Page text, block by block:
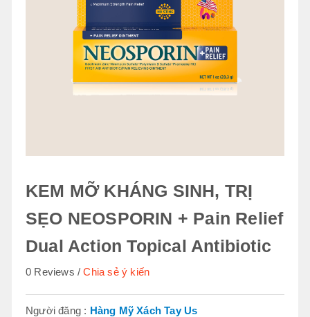
KEM MỠ KHÁNG SINH, TRỊ
SẸO NEOSPORIN + Pain Relief
Dual Action Topical Antibiotic
0 Reviews Chia sẻ ý kiến
Người đăng : Hàng Mỹ Xách Tay Us